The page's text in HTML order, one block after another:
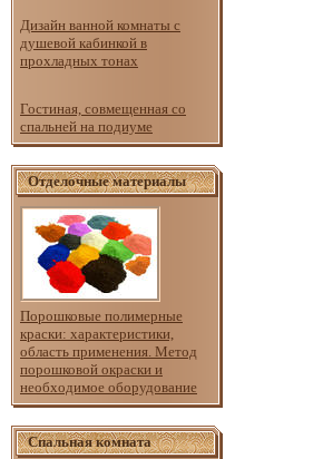
Дизайн ванной комнаты с
душевой кабинкой в
прохладных тонах
Гостиная, совмещенная со
спальней на подиуме
Отделочные материалы
Порошковые полимерные
краски: характеристики,
область применения. Метод
порошковой окраски и
необходимое оборудование
Спальная комната